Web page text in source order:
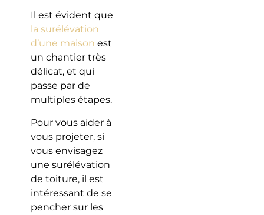
Il est évident que
la surélévation
d’une maison est
un chantier très
délicat, et qui
passe par de
multiples étapes.
Pour vous aider à
vous projeter, si
vous envisagez
une surélévation
de toiture, il est
intéressant de se
pencher sur les